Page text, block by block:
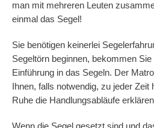
man mit mehreren Leuten
einmal das Segel!
Sie benötigen keinerlei
Segeltörn beginnen, bekommen
Einführung in das Segeln. Der
Ihnen, falls notwendig, zu jeder Zeit
Ruhe die Handlungsabläufe
Wenn die Segel gesetzt sind und